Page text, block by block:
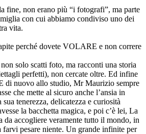
fine, non erano più “i fotografi”, ma parte
con cui abbiamo condiviso uno dei
vita.
perché dovete VOLARE e non correre
solo scatti foto, ma racconti una storia
perfetti), non cercate oltre. Ed infine
nuovo allo studio, Mr Maurizio sempre
che mette al sicuro anche l’ansia in
tenerezza, delicatezza e curiosità
la bacchetta magica, e poi c’è lei, La
da accogliere veramente tutto il mondo, in
farvi pesare niente. Un grande infinite per